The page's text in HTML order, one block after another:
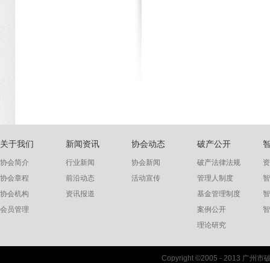
关于我们
协会简介
协会章程
协会机构
会员管理
新闻资讯
行业新闻
前沿动态
资讯报道
协会动态
协会新闻
活动宣传
破产公开
破产法律法规
管理人制度
基金管理制度
案例公开
理论研究
联系我们
Copyright ©2005 - 2013 广州市